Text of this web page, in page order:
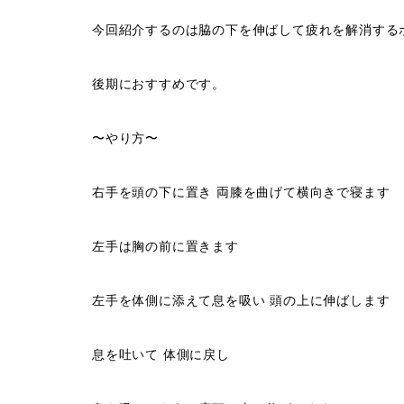
今回紹介するのは脇の下を伸ばして疲れを解消する
後期におすすめです。
〜やり方〜
右手を頭の下に置き 両膝を曲げて横向きで寝ます
左手は胸の前に置きます
左手を体側に添えて息を吸い 頭の上に伸ばします
息を吐いて 体側に戻し